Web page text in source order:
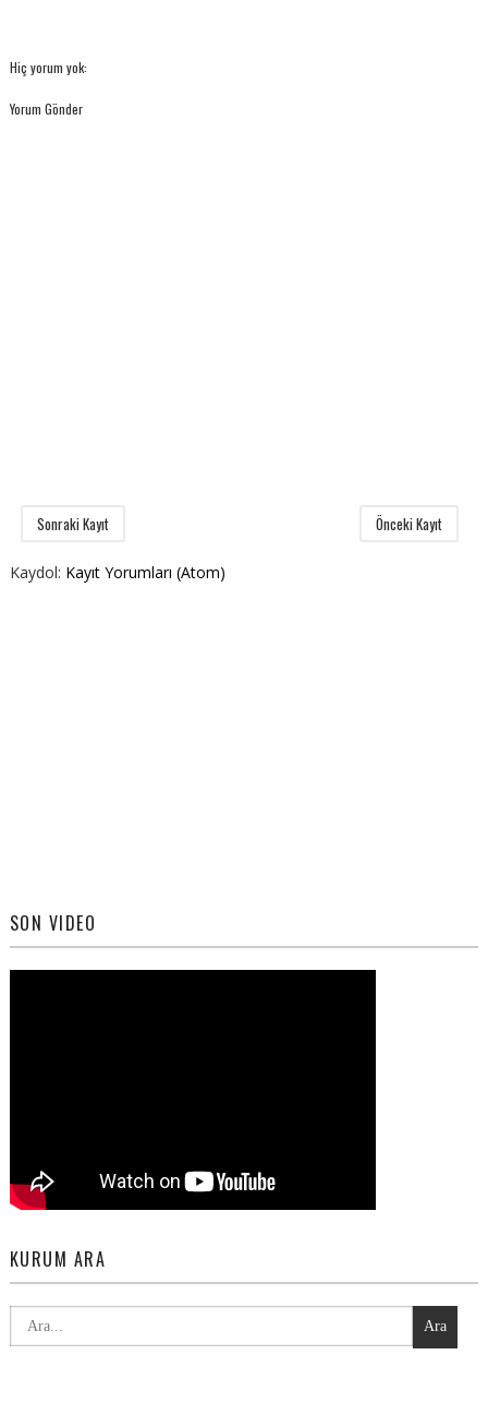
Hiç yorum yok:
Yorum Gönder
Sonraki Kayıt Önceki Kayıt
Kaydol: Kayıt Yorumları (Atom)
SON VIDEO
KURUM ARA
Ara